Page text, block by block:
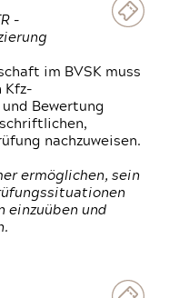
-
im BVSK muss
Kfz-
Bewertung
nachzuweisen.
ermöglichen, sein
einzuüben und